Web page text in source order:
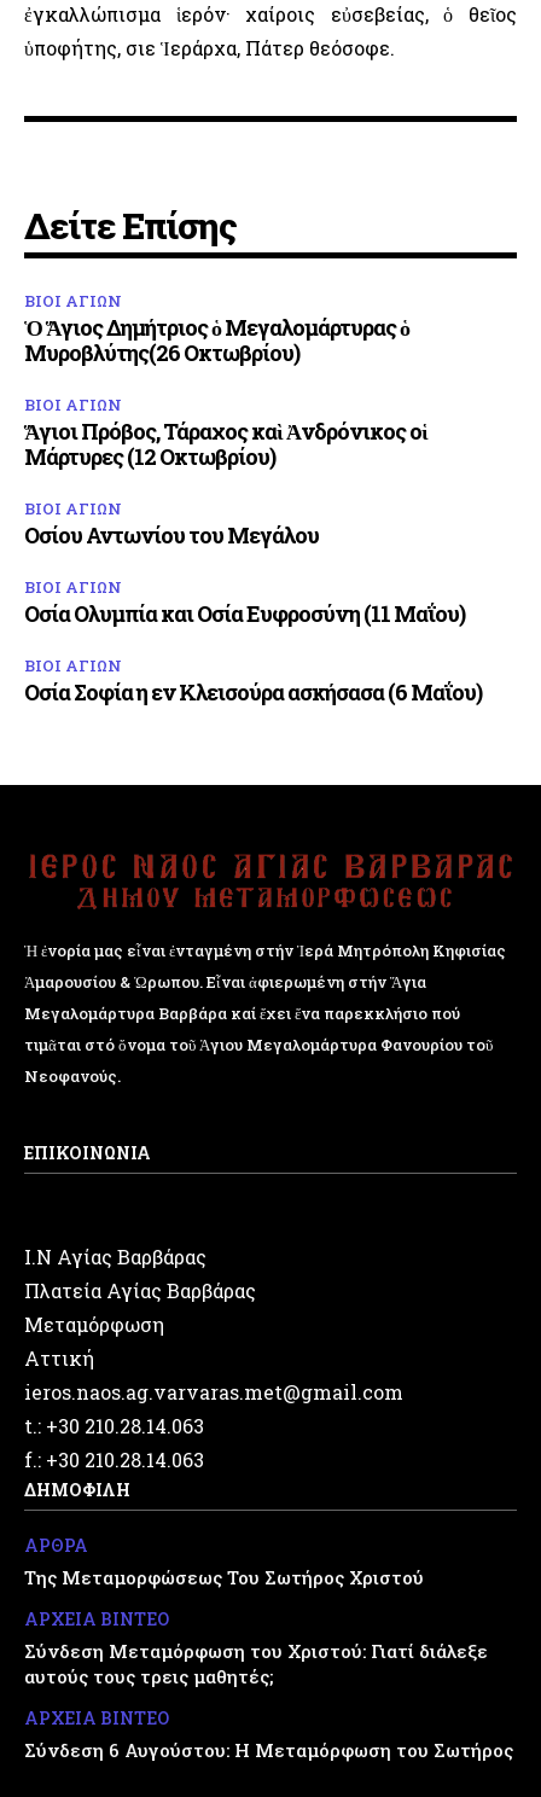
ἐγκαλλώπισμα ἱερόν· χαίροις εὐσεβείας, ὁ θεῖος
ὑποφήτης, Ὅσιε Ἱεράρχα, Πάτερ θεόσοφε.
Δείτε Επίσης
ΒΙΟΙ ΑΓΙΩΝ
Ὁ Ἅγιος Δημήτριος ὁ Μεγαλομάρτυρας ὁ
Μυροβλύτης(26 Οκτωβρίου)
ΒΙΟΙ ΑΓΙΩΝ
Ἅγιοι Πρόβος, Τάραχος καὶ Ἀνδρόνικος οἱ
Μάρτυρες (12 Οκτωβρίου)
ΒΙΟΙ ΑΓΙΩΝ
Οσίου Αντωνίου του Μεγάλου
ΒΙΟΙ ΑΓΙΩΝ
Οσία Ολυμπία και Οσία Ευφροσύνη (11 Μαΐου)
ΒΙΟΙ ΑΓΙΩΝ
Οσία Σοφία η εν Κλεισούρα ασκήσασα (6 Μαΐου)
Ἡ ἐνορία μας εἶναι ἐνταγμένη στήν Ἱερά Μητρόπολη Κηφισίας
Ἁμαρουσίου & Ὠρωπου. Εἶναι ἀφιερωμένη στήν Ἅγια
Μεγαλομάρτυρα Βαρβάρα καί ἔχει ἕνα παρεκκλήσιο πού
τιμᾶται στό ὄνομα τοῦ Ἁγιου Μεγαλομάρτυρα Φανουρίου τοῦ
Νεοφανούς.
ΕΠΙΚΟΙΝΩΝΙΑ
Ι.Ν Αγίας Βαρβάρας
Πλατεία Αγίας Βαρβάρας
Μεταμόρφωση
Αττική
ieros.naos.ag.varvaras.met@gmail.com
t.: +30 210.28.14.063
f.: +30 210.28.14.063
ΔΗΜΟΦΙΛΗ
ΑΡΘΡΑ
Της Μεταμορφώσεως Του Σωτήρος Χριστού
ΑΡΧΕΙΑ ΒΙΝΤΕΟ
Σύνδεση Μεταμόρφωση του Χριστού: Γιατί διάλεξε
αυτούς τους τρεις μαθητές;
ΑΡΧΕΙΑ ΒΙΝΤΕΟ
Σύνδεση 6 Αυγούστου: Η Μεταμόρφωση του Σωτήρος